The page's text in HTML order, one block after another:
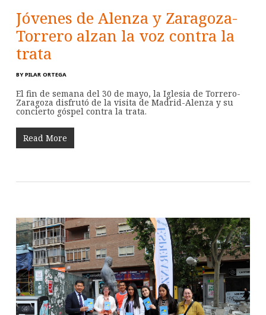
Jóvenes de Alenza y Zaragoza-
Torrero alzan la voz contra la
trata
BY PILAR ORTEGA
El fin de semana del 30 de mayo, la Iglesia de Torrero-
Zaragoza disfrutó de la visita de Madrid-Alenza y su
concierto góspel contra la trata.
Read More